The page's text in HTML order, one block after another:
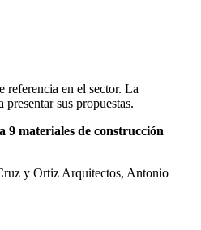
referencia en el sector. La
sus propuestas.
9 materiales de construcción
y Ortiz Arquitectos, Antonio